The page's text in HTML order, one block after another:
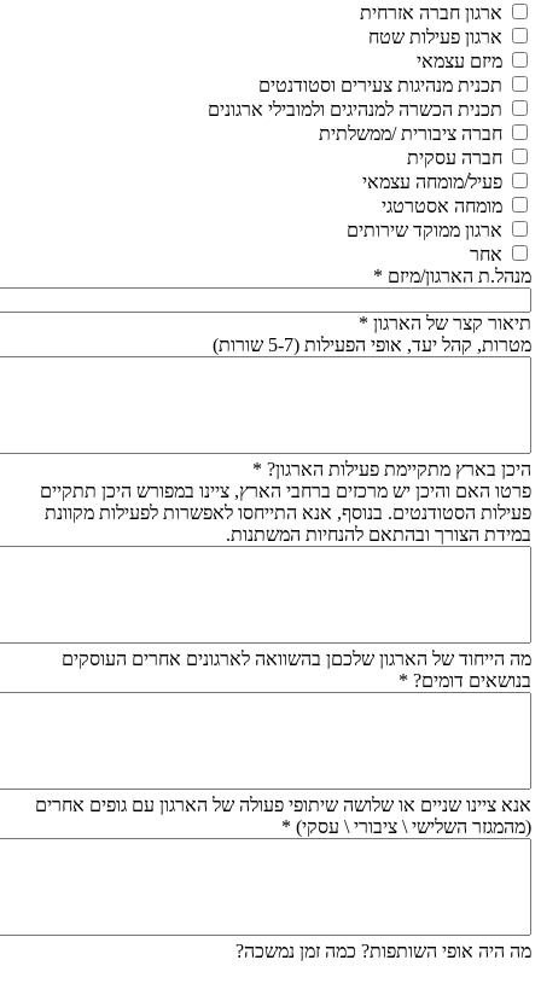
ארגון חברה אזרחית
ארגון פעילות שטח
מיזם עצמאי
תכנית מנהיגות צעירים וסטודנטים
תכנית הכשרה למנהיגים ולמובילי ארגונים
חברה ציבורית /ממשלתית
חברה עסקית
פעיל/מומחה עצמאי
מומחה אסטרטגי
ארגון ממוקד שירותים
אחר
מנהל.ת הארגון/מיזם *
תיאור קצר של הארגון *
מטרות, קהל יעד, אופי הפעילות (5-7 שורות)
היכן בארץ מתקיימת פעילות הארגון? *
פרטו האם והיכן יש מרכזים ברחבי הארץ, ציינו במפורש היכן תתקיים
פעילות הסטודנטים. בנוסף, אנא התייחסו לאפשרות לפעילות מקוונת
במידת הצורך ובהתאם להנחיות המשתנות.
מה הייחוד של הארגון שלכםן בהשוואה לארגונים אחרים העוסקים
בנושאים דומים? *
אנא ציינו שניים או שלושה שיתופי פעולה של הארגון עם גופים אחרים
(מהמגזר השלישי \ ציבורי \ עסקי) *
מה היה אופי השותפות? כמה זמן נמשכה?